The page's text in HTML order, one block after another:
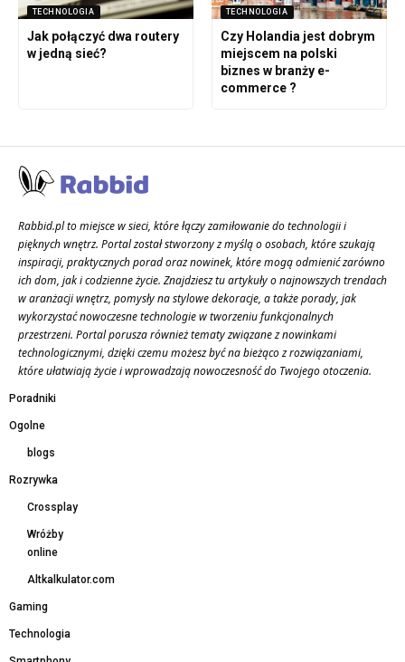
TECHNOLOGIA
Jak połączyć dwa routery
w jedną sieć?
TECHNOLOGIA
Czy Holandia jest dobrym
miejscem na polski
biznes w branży e-
commerce ?
Rabbid.pl to miejsce w sieci, które łączy zamiłowanie do technologii i
pięknych wnętrz. Portal został stworzony z myślą o osobach, które szukają
inspiracji, praktycznych porad oraz nowinek, które mogą odmienić zarówno
ich dom, jak i codzienne życie. Znajdziesz tu artykuły o najnowszych trendach
w aranżacji wnętrz, pomysły na stylowe dekoracje, a także porady, jak
wykorzystać nowoczesne technologie w tworzeniu funkcjonalnych
przestrzeni. Portal porusza również tematy związane z nowinkami
technologicznymi, dzięki czemu możesz być na bieżąco z rozwiązaniami,
które ułatwiają życie i wprowadzają nowoczesność do Twojego otoczenia.
Poradniki
Ogolne
blogs
Rozrywka
Crossplay
Wróżby
online
Altkalkulator.com
Gaming
Technologia